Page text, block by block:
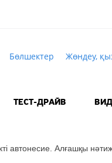
Бөлшектер Жөндеу,
ТЕСТ-ДРАЙВ
автонесие. Алғашқы